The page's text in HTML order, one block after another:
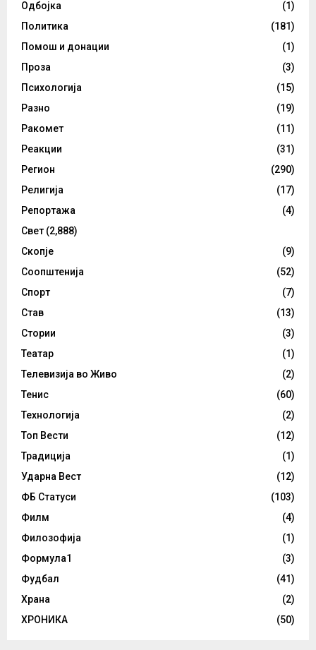
Одбојка
(1)
Политика
(181)
Помош и донации
(1)
Проза
(3)
Психологија
(15)
Разно
(19)
Ракомет
(11)
Реакции
(31)
Регион
(290)
Религија
(17)
Репортажа
(4)
Свет (2,888)
Скопје
(9)
Соопштенија
(52)
Спорт
(7)
Став
(13)
Стории
(3)
Театар
(1)
Телевизија во Живо
(2)
Тенис
(60)
Технологија
(2)
Топ Вести
(12)
Традиција
(1)
Ударна Вест
(12)
ФБ Статуси
(103)
Филм
(4)
Филозофија
(1)
Формула1
(3)
Фудбал
(41)
Храна
(2)
ХРОНИКА
(50)